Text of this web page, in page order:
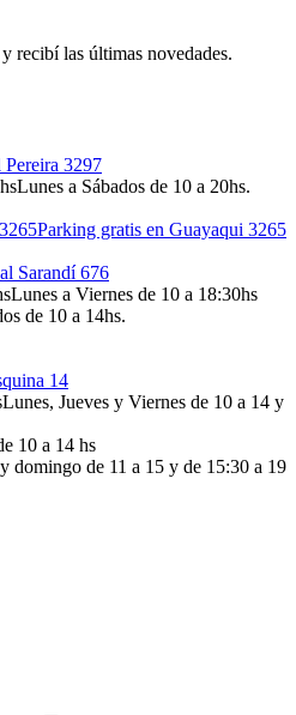
recibí las últimas novedades.
Pereira 3297
Lunes a Sábados de 10 a 20hs.
Parking gratis en Guayaqui 3265
Sarandí 676
Lunes a Viernes de 10 a 18:30hs
de 10 a 14hs.
14
Lunes, Jueves y Viernes de 10 a 14 y
10 a 14 hs
domingo de 11 a 15 y de 15:30 a 19